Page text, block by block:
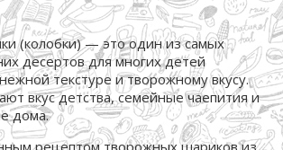
(колобки) — это один из самых
десертов для многих детей
текстуре и творожному вкусу.
вкус детства, семейные чаепития и
дома.